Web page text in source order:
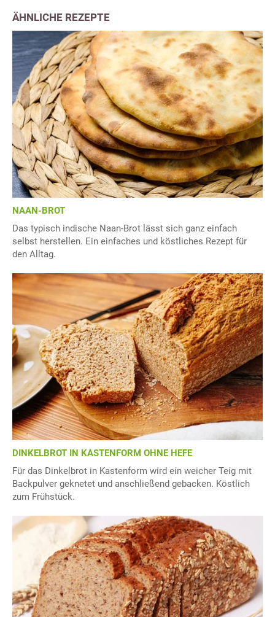
ÄHNLICHE REZEPTE
NAAN-BROT
Das typisch indische Naan-Brot lässt sich ganz einfach
selbst herstellen. Ein einfaches und köstliches Rezept für
den Alltag.
DINKELBROT IN KASTENFORM OHNE HEFE
Für das Dinkelbrot in Kastenform wird ein weicher Teig mit
Backpulver geknetet und anschließend gebacken. Köstlich
zum Frühstück.